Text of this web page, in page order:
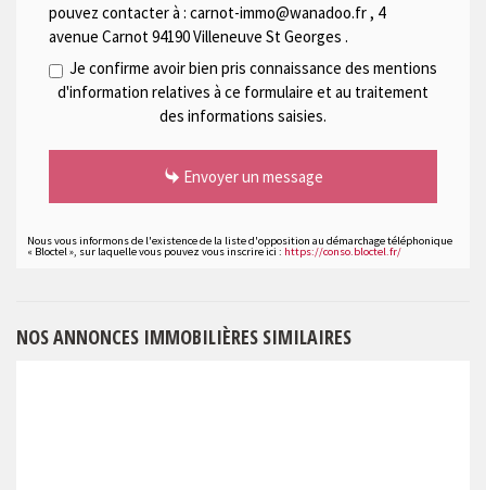
pouvez contacter à : carnot-immo@wanadoo.fr, 4
avenue Carnot 94190 Villeneuve St Georges .
Je confirme avoir bien pris connaissance des mentions
d'information relatives à ce formulaire et au traitement
des informations saisies.
Envoyer un message
Nous vous informons de l'existence de la liste d'opposition au démarchage téléphonique
« Bloctel », sur laquelle vous pouvez vous inscrire ici : https://conso.bloctel.fr/
NOS ANNONCES IMMOBILIÈRES SIMILAIRES